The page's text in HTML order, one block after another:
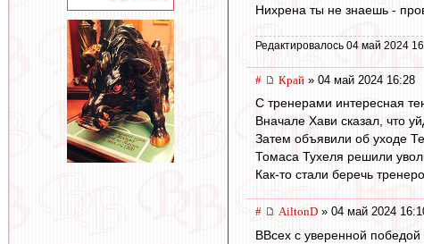
Нихрена ты не знаешь -
Редактировалось 04 май 2024
# Край » 04 май 2024 16:28
С тренерами интересная
Вначале Хави сказал, что
Затем объявили об уходе
Томаса Тухеля решили
Как-то стали беречь
# AiltonD » 04 май 2024
ВВсех с уверенной